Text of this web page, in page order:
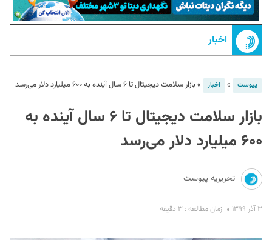
اخبار
پیوست » اخبار »بازار سلامت دیجیتال تا ۶ سال آینده به ۶۰۰ میلیارد دلار می‌رسد
بازار سلامت دیجیتال تا ۶ سال آینده به
۶۰۰ میلیارد دلار می‌رسد
تحریریه پیوست
۳ آذر ۱۳۹۹ زمان مطالعه : ۳ دقیقه